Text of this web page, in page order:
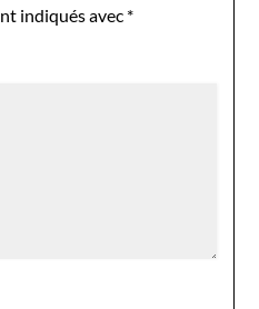
indiqués avec *